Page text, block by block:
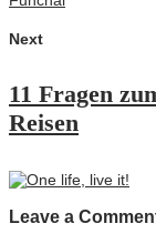
Next
11 Fragen
Reisen
Leave a